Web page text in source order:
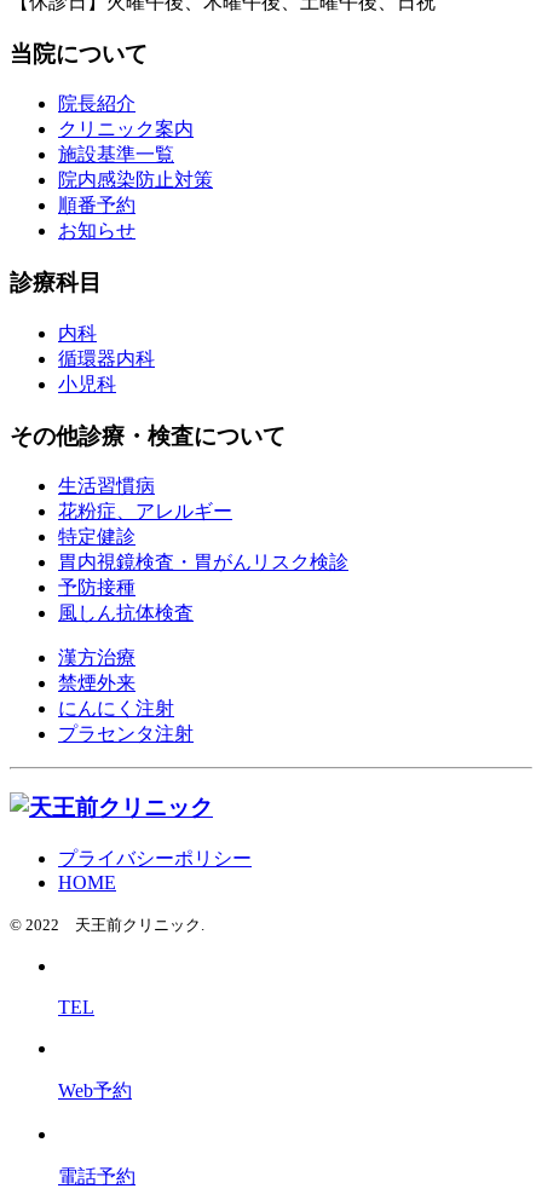
当院について
院長紹介
クリニック案内
施設基準一覧
院内感染防止対策
順番予約
お知らせ
診療科目
内科
循環器内科
小児科
その他診療・検査について
生活習慣病
花粉症、アレルギー
特定健診
胃内視鏡検査・胃がんリスク検診
予防接種
風しん抗体検査
漢方治療
禁煙外来
にんにく注射
プラセンタ注射
プライバシーポリシー
HOME
© 2022 天王前クリニック.
TEL
Web予約
電話予約